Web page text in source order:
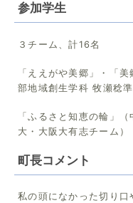
参加学生
３チーム、計16名
「ええがや美郷」・「
部地域創生学科 牧瀬稔
「ふるさと知恵の輪」
大・大阪大有志チーム）
町長コメント
私の頭になかった切り